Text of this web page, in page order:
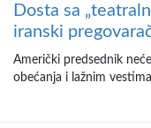
Dosta sa
iranski
Američki predsednik
obećanja i lažnim